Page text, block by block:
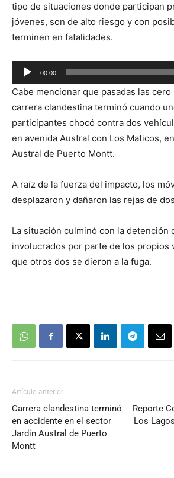
tipo de situaciones donde participan
jóvenes, son de alto riesgo y con
terminen en fatalidades.
Reproductor
de
audio
00:00
Cabe mencionar que pasadas las
carrera clandestina terminó cuando
participantes chocó contra dos
en avenida Austral con Los Maticos,
Austral de Puerto Montt.
A raíz de la fuerza del impacto, los
desplazaron y dañaron las rejas de
La situación culminó con la detención
involucrados por parte de los propios
que otros dos se dieron a la fuga.
Artículo anterior
Carrera clandestina terminó
en accidente en el sector
Jardín Austral de Puerto
Montt
Reporte
Los